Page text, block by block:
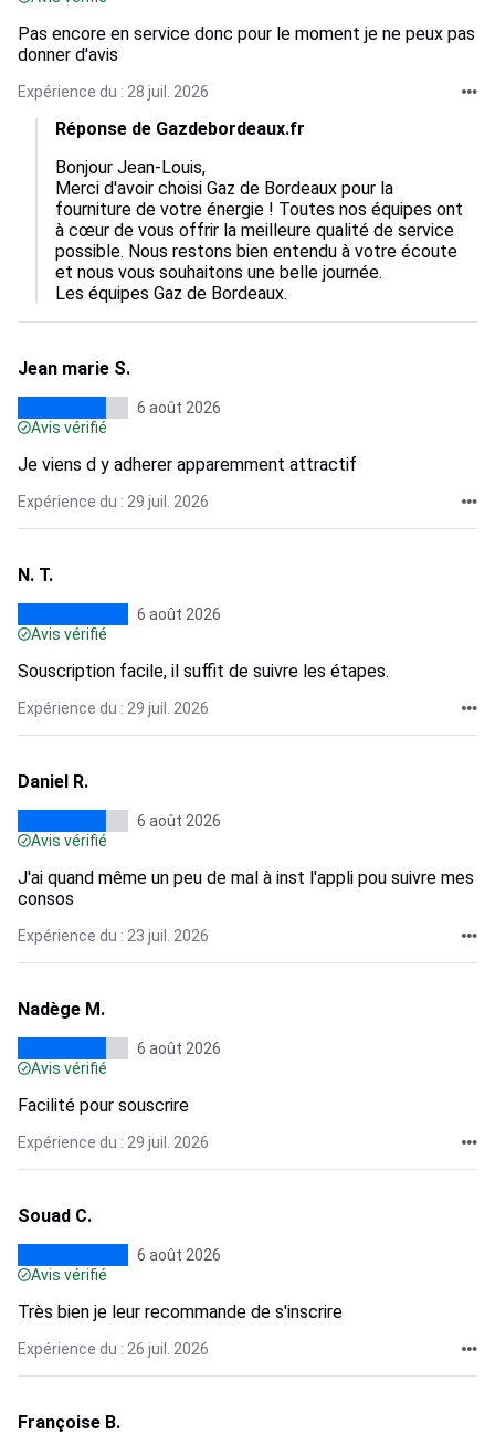
Pas encore en service donc pour le moment je ne peux pas
donner d'avis
Expérience du : 28 juil. 2026
Réponse de Gazdebordeaux.fr
Bonjour Jean-Louis,
Merci d'avoir choisi Gaz de Bordeaux pour la
fourniture de votre énergie ! Toutes nos équipes ont
à cœur de vous offrir la meilleure qualité de service
possible. Nous restons bien entendu à votre écoute
et nous vous souhaitons une belle journée.
Les équipes Gaz de Bordeaux.
Jean marie S.
6 août 2026
Avis vérifié
Je viens d y adherer apparemment attractif
Expérience du : 29 juil. 2026
N. T.
6 août 2026
Avis vérifié
Souscription facile, il suffit de suivre les étapes.
Expérience du : 29 juil. 2026
Daniel R.
6 août 2026
Avis vérifié
J'ai quand même un peu de mal à inst l'appli pou suivre mes
consos
Expérience du : 23 juil. 2026
Nadège M.
6 août 2026
Avis vérifié
Facilité pour souscrire
Expérience du : 29 juil. 2026
Souad C.
6 août 2026
Avis vérifié
Très bien je leur recommande de s'inscrire
Expérience du : 26 juil. 2026
Françoise B.